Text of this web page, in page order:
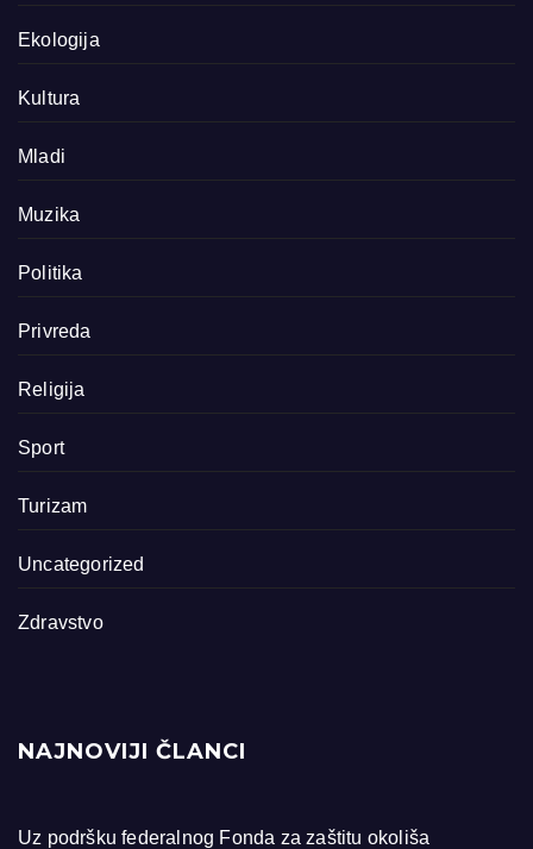
Ekologija
Kultura
Mladi
Muzika
Politika
Privreda
Religija
Sport
Turizam
Uncategorized
Zdravstvo
NAJNOVIJI ČLANCI
Uz podršku federalnog Fonda za zaštitu okoliša